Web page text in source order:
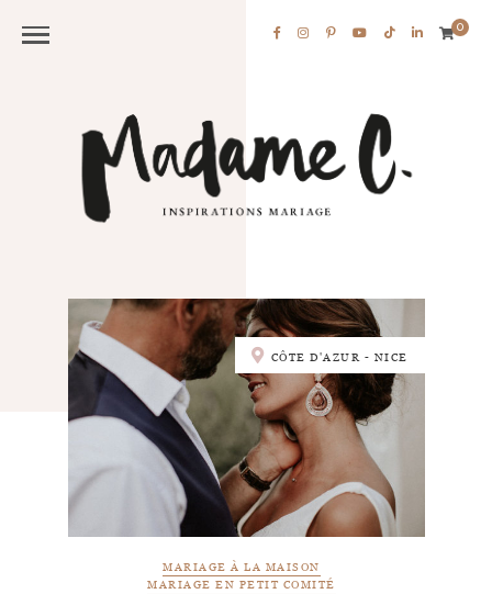
0
CÔTE D'AZUR - NICE
MARIAGE À LA MAISON
MARIAGE EN PETIT COMITÉ